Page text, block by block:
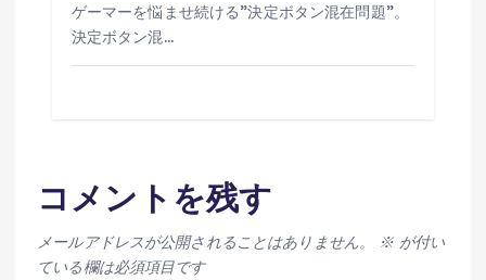
ゲーマーを悩ませ続ける”決定ボタン混在問題”。
決定ボタン混…
コメントを残す
メールアドレスが公開されることはありません。 ※が付い
ている欄は必須項目です